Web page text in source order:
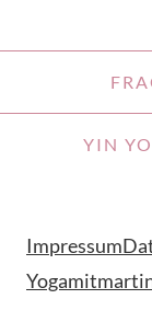
YIN
Impressum